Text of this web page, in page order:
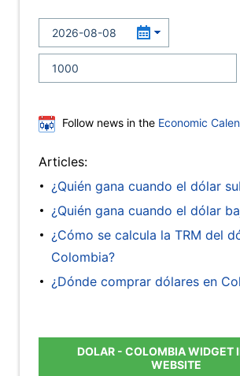
Follow news in the Economic
Articles:
¿Quién gana cuando el dólar
¿Quién gana cuando el dólar
¿Cómo se calcula la TRM del
Colombia?
¿Dónde comprar dólares en
DOLAR - COLOMBIA WIDGET
WEBSITE